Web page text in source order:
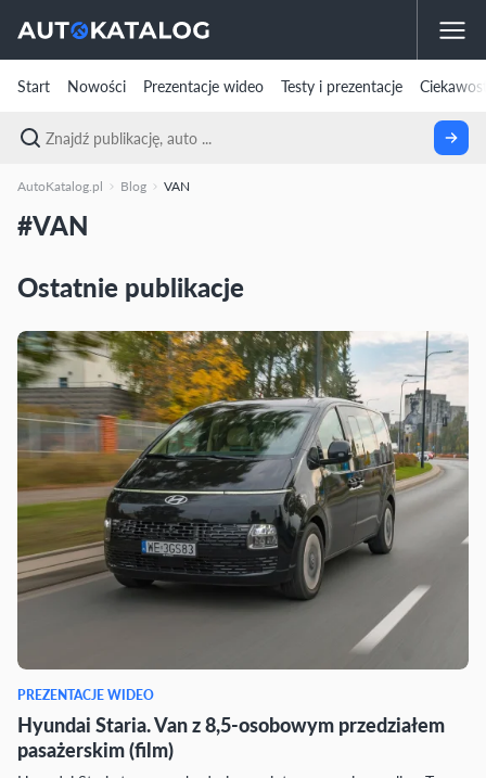
Start Nowości Prezentacje wideo Testy i prezentacje
AutoKatalog.pl Blog VAN
#VAN
Ostatnie publikacje
PREZENTACJE WIDEO
Hyundai Staria. Van z 8,5-osobowym przedziałem
pasażerskim (film)